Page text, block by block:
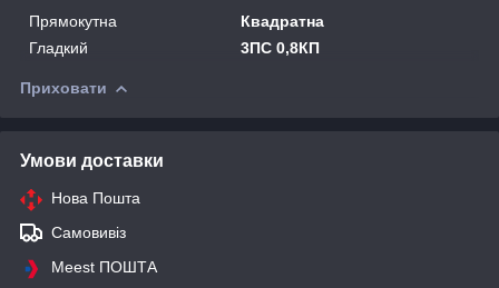
Прямокутна
Квадратна
Гладкий
3ПС 0,8КП
Приховати
Умови доставки
Нова Пошта
Самовивіз
Meest ПОШТА